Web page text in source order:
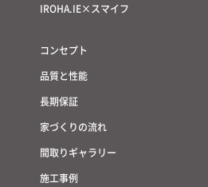
IROHA.IE×スマイフ
コンセプト
品質と性能
長期保証
家づくりの流れ
間取りギャラリー
施工事例